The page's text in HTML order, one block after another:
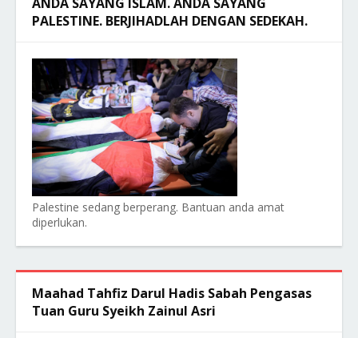
PALESTINE. BERJIHADLAH DENGAN SEDEKAH.
Palestine sedang berperang. Bantuan anda amat
diperlukan.
Maahad Tahfiz Darul Hadis Sabah Pengasas
Tuan Guru Syeikh Zainul Asri